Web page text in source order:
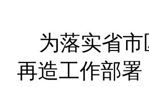
为落实省市
再造工作部